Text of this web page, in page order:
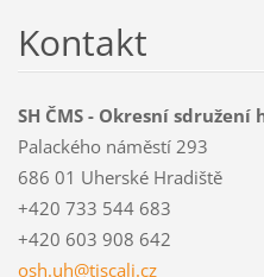
Kontakt
SH ČMS - Okresní
Palackého náměstí 293
686 01 Uherské Hradiště
+420 733 544 683
+420 603 908 642
osh.uh@tiscali.cz